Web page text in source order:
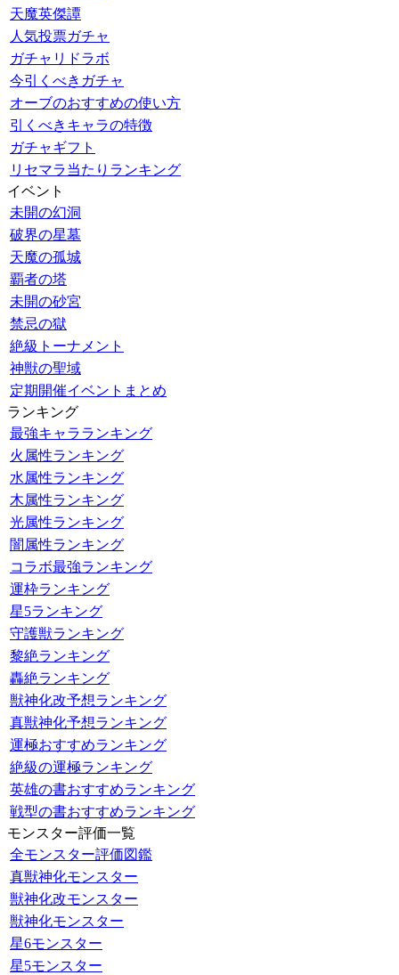
天魔英傑譚
人気投票ガチャ
ガチャリドラボ
今引くべきガチャ
オーブのおすすめの使い方
引くべきキャラの特徴
ガチャギフト
リセマラ当たりランキング
イベント
未開の幻洞
破界の星墓
天魔の孤城
覇者の塔
未開の砂宮
禁忌の獄
絶級トーナメント
神獣の聖域
定期開催イベントまとめ
ランキング
最強キャラランキング
火属性ランキング
水属性ランキング
木属性ランキング
光属性ランキング
闇属性ランキング
コラボ最強ランキング
運枠ランキング
星5ランキング
守護獣ランキング
黎絶ランキング
轟絶ランキング
獣神化改予想ランキング
真獣神化予想ランキング
運極おすすめランキング
絶級の運極ランキング
英雄の書おすすめランキング
戦型の書おすすめランキング
モンスター評価一覧
全モンスター評価図鑑
真獣神化モンスター
獣神化改モンスター
獣神化モンスター
星6モンスター
星5モンスター